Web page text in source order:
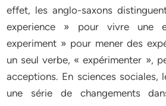
effet, les anglo-saxons
experience » pour vivre une
experiment » pour mener des
un seul verbe, « expérimenter »,
acceptions. En sciences sociales,
une série de changements